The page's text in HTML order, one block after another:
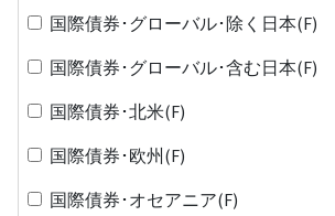
国際債券･グローバル･除く日本(F)
国際債券･グローバル･含む日本(F)
国際債券･北米(F)
国際債券･欧州(F)
国際債券･オセアニア(F)